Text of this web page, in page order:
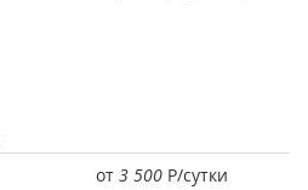
от 3 500 Р/сутки